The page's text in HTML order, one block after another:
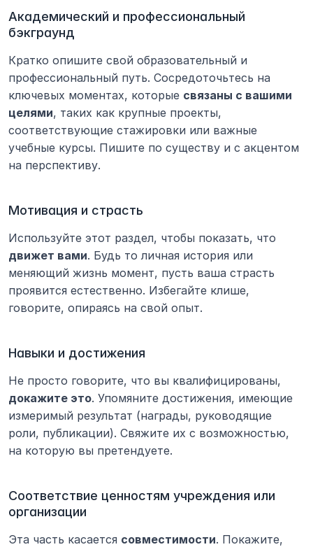
Академический и профессиональный
бэкграунд
Кратко опишите свой образовательный и
профессиональный путь. Сосредоточьтесь на
ключевых моментах, которые связаны с вашими
целями, таких как крупные проекты,
соответствующие стажировки или важные
учебные курсы. Пишите по существу и с акцентом
на перспективу.
Мотивация и страсть
движет вами. Будь то личная история или
меняющий жизнь момент, пусть ваша страсть
проявится естественно. Избегайте клише,
говорите, опираясь на свой опыт.
Навыки и достижения
докажите это. Упомяните достижения, имеющие
измеримый результат (награды, руководящие
роли, публикации). Свяжите их с возможностью,
на которую вы претендуете.
Соответствие ценностям учреждения или
организации
Эта часть касается совместимости. Покажите,